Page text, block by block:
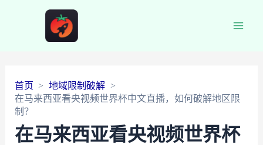
首页
地域限制破解
在马来西亚看央视频世界杯中文直播，如何破解地区限
制？
在马来西亚看央视频世界杯